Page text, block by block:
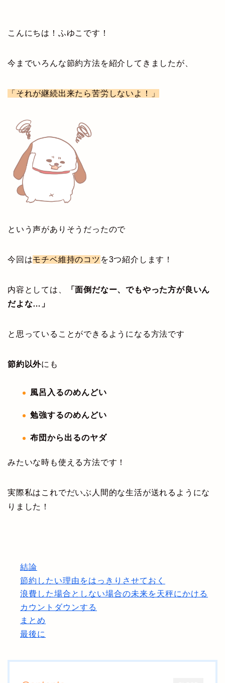
こんにちは！ふゆこです！
今までいろんな節約方法を紹介してきましたが、
「それが継続出来たら苦労しないよ！」
という声がありそうだったので
今回はモチベ維持のコツ を3つ紹介します！
内容としては、
「面倒だなー、でもやった方が良いん
だよな…」
と思っていることができるようになる方法です
節約以外にも
風呂入るのめんどい
勉強するのめんどい
布団から出るのヤダ
みたいな時も使える方法です！
実際私はこれでだいぶ人間的な生活が送れるようにな
りました！
結論
節約したい理由をはっきりさせておく
浪費した場合としない場合の未来を天秤にかける
カウントダウンする
まとめ
最後に